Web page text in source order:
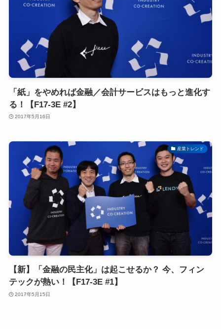
「紙」をやめれば金融／会計サービスはもっと進化す
る！【F17-3E #2】
2017年5月16日
産業トレンド
【新】「金融の民主化」は起こせるか？ 今、フィン
テックが熱い！【F17-3E #1】
2017年5月15日